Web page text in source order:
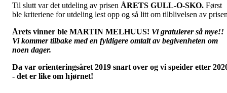
Til slutt var det utdeling av prisen ÅRETS GULL-O-SKO. Først
ble kriteriene for utdeling lest opp og så litt om tilblivelsen av
Årets vinner ble MARTIN MELHUUS! Vi gratulerer så mye!!
Vi kommer tilbake med en fyldigere omtalt av begivenheten om
noen dager.
Da var orienteringsåret 2019 snart over og vi speider etter
- det er like om hjørnet!